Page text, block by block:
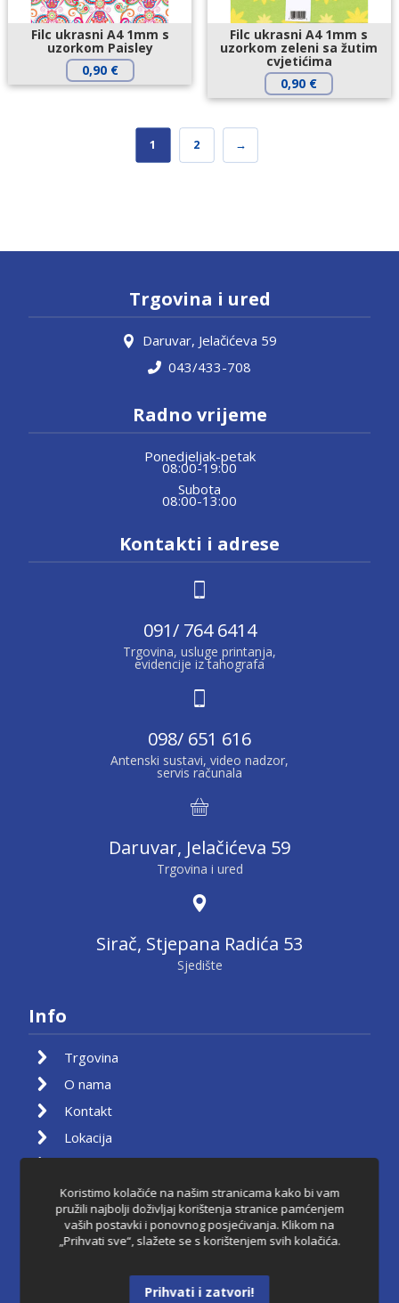
Filc ukrasni A4 1mm s
uzorkom Paisley
0,90 €
Filc ukrasni A4 1mm s
uzorkom zeleni sa žutim
cvjetićima
0,90 €
1 2 →
Trgovina i ured
Daruvar, Jelačićeva 59
043/433-708
Radno vrijeme
Ponedjeljak-petak
08:00-19:00
Subota
08:00-13:00
Kontakti i adrese
091/ 764 6414
Trgovina, usluge printanja,
evidencije iz tahografa
098/ 651 616
Antenski sustavi, video nadzor,
servis računala
Daruvar, Jelačićeva 59
Trgovina i ured
Sirač, Stjepana Radića 53
Sjedište
Info
Trgovina
O nama
Kontakt
Lokacija
Košarica
Pravila privatnosti
Uvjeti korištenja
Raskid ugovora
Koristimo kolačiće na našim stranicama kako bi vam
pružili najbolji doživljaj korištenja stranice pamćenjem
vaših postavki i ponovnog posjećivanja. Klikom na
„Prihvati sve“, slažete se s korištenjem svih kolačića.
Prihvati i zatvori!